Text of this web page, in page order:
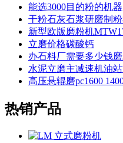
能选3000目的粉的机器
干粉石灰石浆研磨制
新型欧版磨粉机
立磨价格碳酸钙
办石料厂需要多少钱
水泥立磨主减速机油
高压悬辊磨pc1600
热销产品